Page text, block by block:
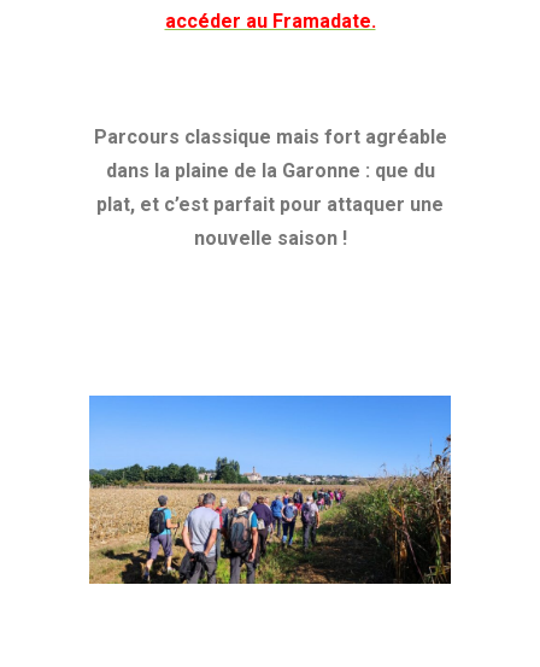
accéder au Framadate.
Parcours classique mais fort agréable
dans la plaine de la Garonne : que du
plat, et c’est parfait pour attaquer une
nouvelle saison !